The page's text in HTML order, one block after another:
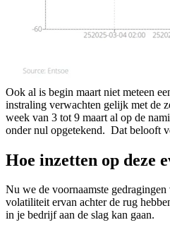
Ook al is begin maart niet meteen
instraling verwachten gelijk met de
week van 3 tot 9 maart al op de
onder nul opgetekend. Dat belooft
Hoe inzetten op deze
Nu we de voornaamste
volatiliteit ervan achter de rug
in je bedrijf aan de slag kan gaan.